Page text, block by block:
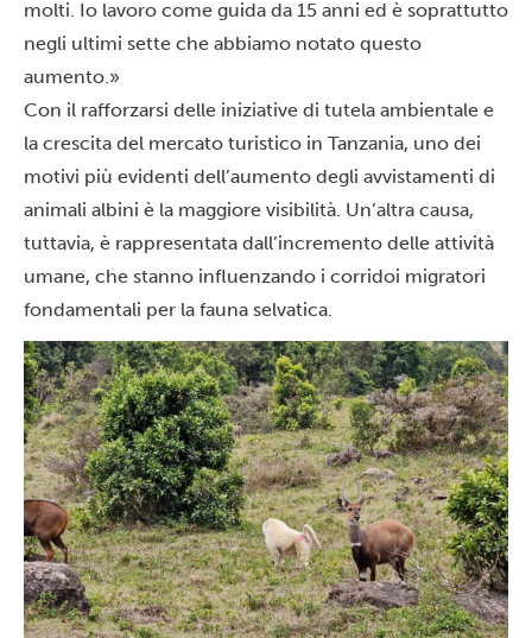
molti. Io lavoro come guida da 15 anni ed è soprattutto
negli ultimi sette che abbiamo notato questo
aumento.»
Con il rafforzarsi delle iniziative di tutela ambientale e
la crescita del mercato turistico in Tanzania, uno dei
motivi più evidenti dell’aumento degli avvistamenti di
animali albini è la maggiore visibilità. Un’altra causa,
tuttavia, è rappresentata dall’incremento delle attività
umane, che stanno influenzando i corridoi migratori
fondamentali per la fauna selvatica.